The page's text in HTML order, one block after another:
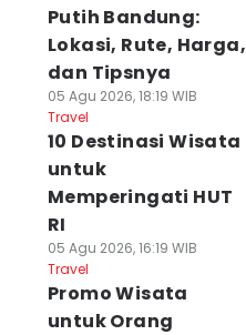
Putih Bandung:
Lokasi, Rute, Harga,
dan Tipsnya
05 Agu 2026, 18:19 WIB
Travel
10 Destinasi Wisata
untuk
Memperingati HUT
RI
05 Agu 2026, 16:19 WIB
Travel
Promo Wisata
untuk Orang